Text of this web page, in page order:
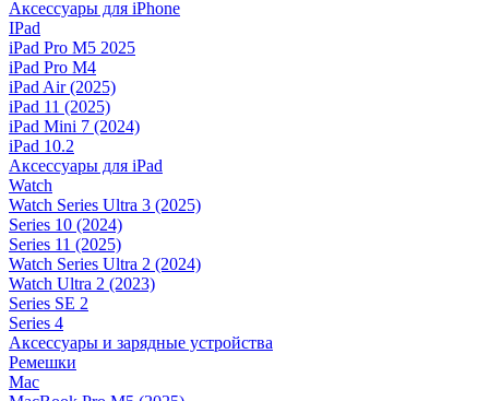
Аксессуары для iPhone
IPad
iPad Pro M5 2025
iPad Pro M4
iPad Air (2025)
iPad 11 (2025)
iPad Mini 7 (2024)
iPad 10.2
Аксессуары для iPad
Watch
Watch Series Ultra 3 (2025)
Series 10 (2024)
Series 11 (2025)
Watch Series Ultra 2 (2024)
Watch Ultra 2 (2023)
Series SE 2
Series 4
Аксессуары и зарядные устройства
Ремешки
Mac